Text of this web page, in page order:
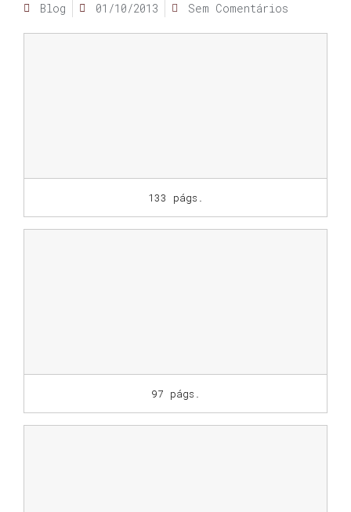
Blog 01/10/2013 Sem Comentários
133 págs.
97 págs.